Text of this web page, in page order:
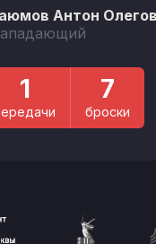
Антон
1 7
броски